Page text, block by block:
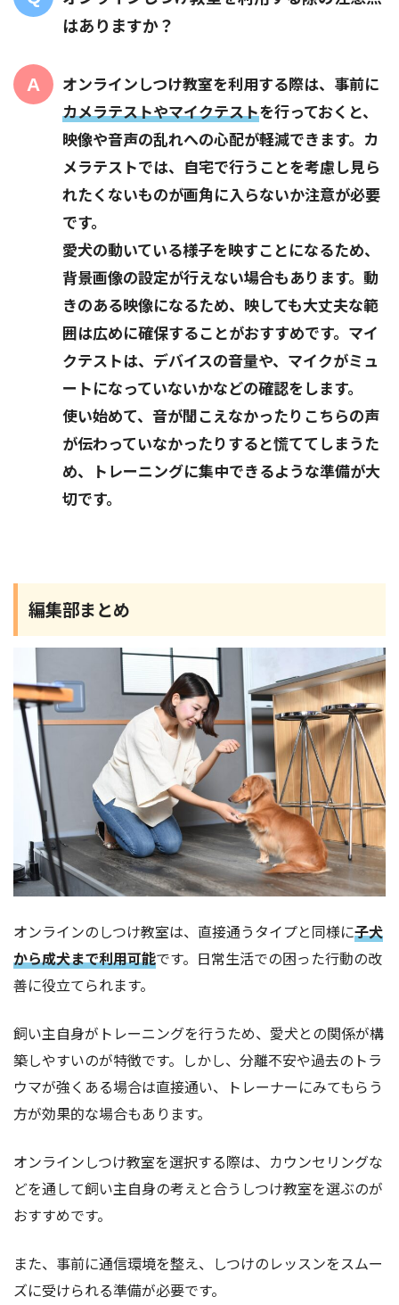
はありますか？
オンラインしつけ教室を利用する際は、事前に
カメラテストやマイクテストを行っておくと、
映像や音声の乱れへの心配が軽減できます。カ
メラテストでは、自宅で行うことを考慮し見ら
れたくないものが画角に入らないか注意が必要
です。
愛犬の動いている様子を映すことになるため、
背景画像の設定が行えない場合もあります。動
きのある映像になるため、映しても大丈夫な範
囲は広めに確保することがおすすめです。マイ
クテストは、デバイスの音量や、マイクがミュ
ートになっていないかなどの確認をします。
使い始めて、音が聞こえなかったりこちらの声
が伝わっていなかったりすると慌ててしまうた
め、トレーニングに集中できるような準備が大
切です。
編集部まとめ
オンラインのしつけ教室は、直接通うタイプと同様に子犬
から成犬まで利用可能です。日常生活での困った行動の改
善に役立てられます。
飼い主自身がトレーニングを行うため、愛犬との関係が構
築しやすいのが特徴です。しかし、分離不安や過去のトラ
ウマが強くある場合は直接通い、トレーナーにみてもらう
方が効果的な場合もあります。
オンラインしつけ教室を選択する際は、カウンセリングな
どを通して飼い主自身の考えと合うしつけ教室を選ぶのが
おすすめです。
また、事前に通信環境を整え、しつけのレッスンをスムー
ズに受けられる準備が必要です。